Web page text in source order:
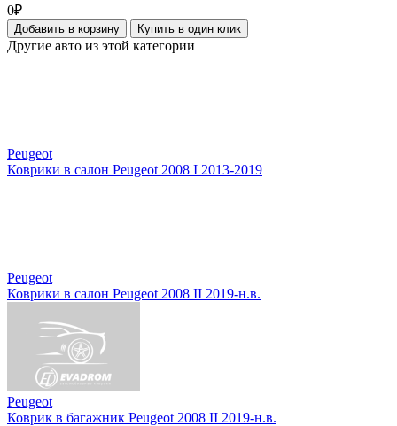
0₽
Добавить в корзину Купить в один клик
Другие авто из этой категории
Peugeot
Коврики в салон Peugeot 2008 I 2013-2019
Peugeot
Коврики в салон Peugeot 2008 II 2019-н.в.
Peugeot
Коврик в багажник Peugeot 2008 II 2019-н.в.